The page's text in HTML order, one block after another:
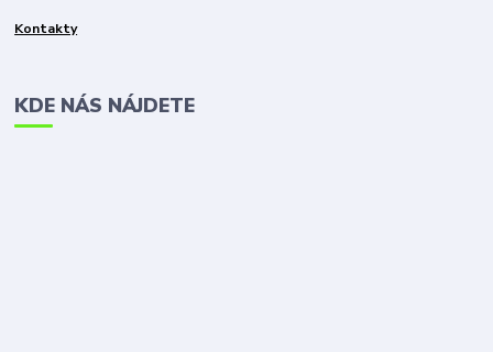
Kontakty
KDE NÁS NÁJDETE